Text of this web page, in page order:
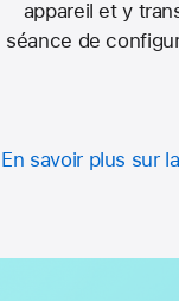
appareil et y
séance de
En savoir plus sur